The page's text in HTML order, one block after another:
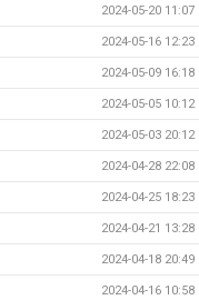
2024-05-20 11:07
2024-05-16 12:23
2024-05-09 16:18
2024-05-05 10:12
2024-05-03 20:12
2024-04-28 22:08
2024-04-25 18:23
2024-04-21 13:28
2024-04-18 20:49
2024-04-16 10:58